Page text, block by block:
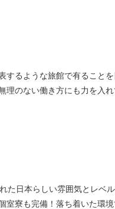
るような旅館で有ること
のない働き方にも力を入れ
た日本らしい雰囲気とレベ
寮も完備！落ち着いた環